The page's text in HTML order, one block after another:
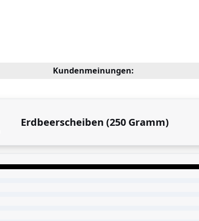
Kundenmeinungen:
Erdbeerscheiben (250 Gramm)